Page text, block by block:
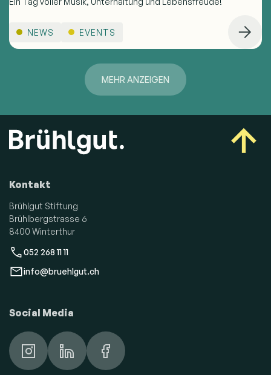
NEWS EVENTS
MEHR ANZEIGEN
Kontakt
Brühlgut Stiftung
Brühlbergstrasse 6
8400 Winterthur
052 268 11 11
info@bruehlgut.ch
Social Media